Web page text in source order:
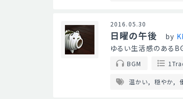
2016.05.30
日曜の午後 by
ゆるい生活感のある
BGM
温かい 穏やか